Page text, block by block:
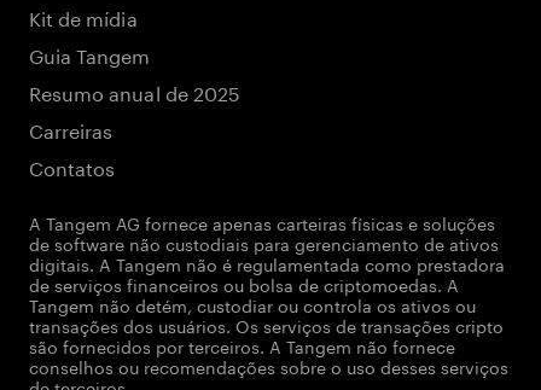
Kit de mídia
Guia Tangem
Resumo anual de 2025
Carreiras
Contatos
A Tangem AG fornece apenas carteiras físicas e soluções
de software não custodiais para gerenciamento de ativos
digitais. A Tangem não é regulamentada como prestadora
de serviços financeiros ou bolsa de criptomoedas. A
Tangem não detém, custodiar ou controla os ativos ou
transações dos usuários. Os serviços de transações cripto
são fornecidos por terceiros. A Tangem não fornece
conselhos ou recomendações sobre o uso desses serviços